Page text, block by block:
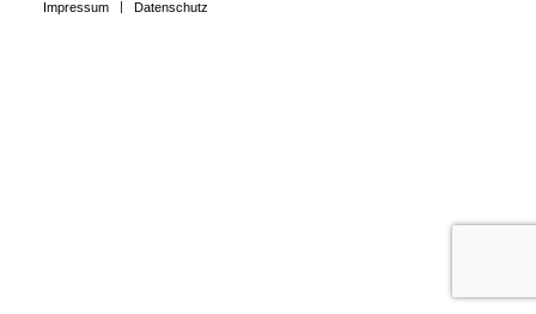
Impressum Datenschutz